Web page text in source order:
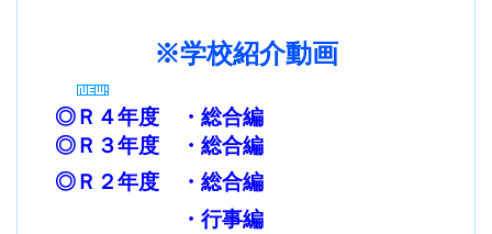
※学校紹介動画
◎Ｒ４年度 ・ 総合編
◎Ｒ３年度 ・ 総合編
◎Ｒ２年度
・ 総合編
・ 行事編